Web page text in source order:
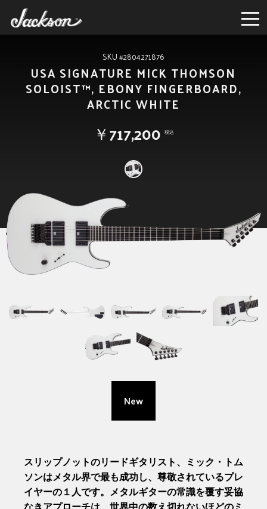
SKU #2804271876
USA SIGNATURE MICK THOMSON
SOLOIST™, EBONY FINGERBOARD,
ARCTIC WHITE
￥717,200 税込
New
スリップノットのリードギタリスト、ミック・トム
ソンはメタル界で最も成功し、尊敬されているプレ
イヤーの１人です。メタルギターの常識を覆す妥協